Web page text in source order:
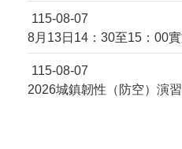
115-08-07
115-08-07
115-08-07
2026城鎮韌性（防空）演習